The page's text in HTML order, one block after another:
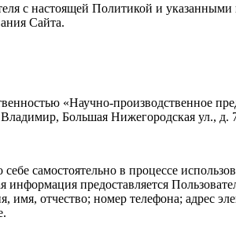
с настоящей Политикой и
Сайта.
«Научно-
Большая Нижегородская ул., д.
самостоятельно в процессе
предоставляется
имя, отчество; номер телефона; адрес